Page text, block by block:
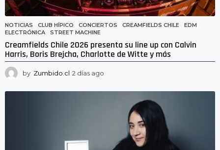
NOTICIAS CLUB HÍPICO ,CONCIERTOS ,CREAMFIELDS CHILE ,EDM
ELECTRÓNICA
,STREET MACHINE
Creamfields Chile 2026 presenta su line up con Calvin
Harris, Boris Brejcha, Charlotte de Witte y más
by Zumbido.cl 2 días ago
í